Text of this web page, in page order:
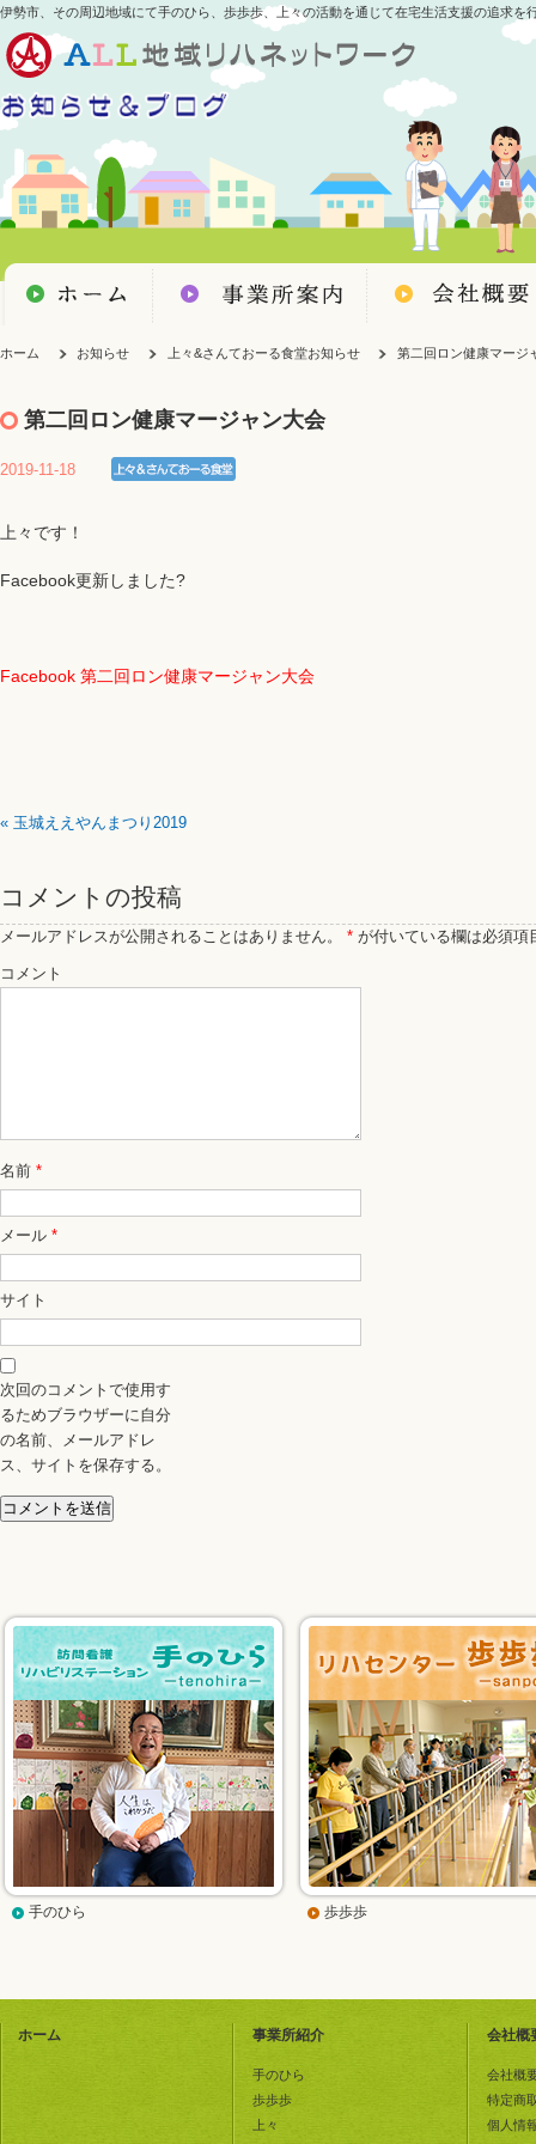
伊勢市、その周辺地域にて手のひら、歩歩歩、上々の活動を通じて在宅生活支援の追求を
ホーム お知らせ 上々&さんておーる食堂お知らせ 第二回ロン健康マージ
第二回ロン健康マージャン大会
2019-11-18
上々です！
Facebook更新しました?
Facebook 第二回ロン健康マージャン大会
« 玉城ええやんまつり2019
コメントの投稿
メールアドレスが公開されることはありません。 * が付いている欄は必須項
コメント
名前 *
メール *
サイト
次回のコメントで使用す
るためブラウザーに自分
の名前、メールアドレ
ス、サイトを保存する。
手のひら 歩歩歩
ホーム 事業所紹介
手のひら
歩歩歩
上々
会社概
会社概
特定商
個人情